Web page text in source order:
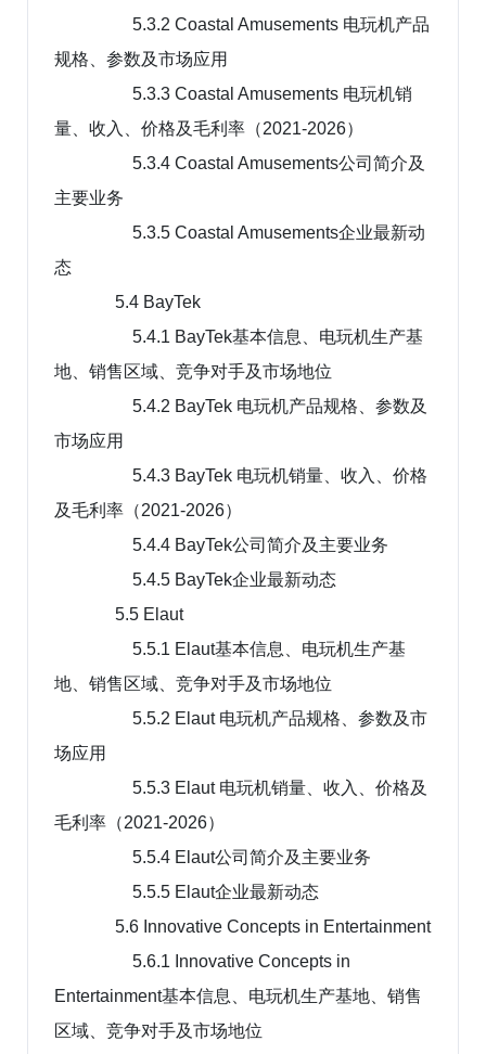
5.3.2 Coastal Amusements 电玩机产品
规格、参数及市场应用
5.3.3 Coastal Amusements 电玩机销
量、收入、价格及毛利率（2021-2026）
5.3.4 Coastal Amusements公司简介及
主要业务
5.3.5 Coastal Amusements企业最新动
态
5.4 BayTek
5.4.1 BayTek基本信息、电玩机生产基
地、销售区域、竞争对手及市场地位
5.4.2 BayTek 电玩机产品规格、参数及
市场应用
5.4.3 BayTek 电玩机销量、收入、价格
及毛利率（2021-2026）
5.4.4 BayTek公司简介及主要业务
5.4.5 BayTek企业最新动态
5.5 Elaut
5.5.1 Elaut基本信息、电玩机生产基
地、销售区域、竞争对手及市场地位
5.5.2 Elaut 电玩机产品规格、参数及市
场应用
5.5.3 Elaut 电玩机销量、收入、价格及
毛利率（2021-2026）
5.5.4 Elaut公司简介及主要业务
5.5.5 Elaut企业最新动态
5.6 Innovative Concepts in Entertainment
5.6.1 Innovative Concepts in
Entertainment基本信息、电玩机生产基地、销售
区域、竞争对手及市场地位